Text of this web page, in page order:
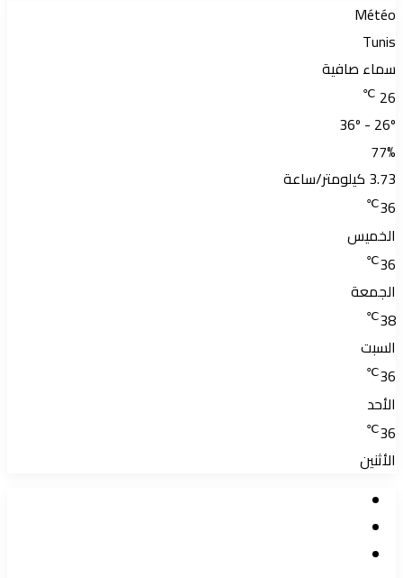
Météo
Tunis
سماء صافية
26
℃
36º - 26º
77%
3.73 كيلومتر/ساعة
36
℃
الخميس
36
℃
الجمعة
38
℃
السبت
36
℃
الأحد
36
℃
الأثنين